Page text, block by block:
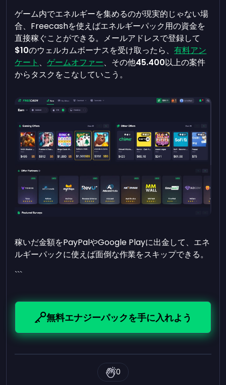
ゲーム内でエネルギーを集めるのが現実的じゃない場
合、Freecashを使えばエネルギーパック用の資金を
直接稼ぐことができる。メールアドレスで登録して
$10のウェルカムボーナスを受け取ったら、有料アン
ケート 、ゲームオファー、その他45.400以上の案件
からタスクをこなしていこう。
稼いだ金額をPayPalやGoogle Playに出金して、エネ
ルギーパックに使えば面倒な作業をスキップできる。
```
無料エナジーパックを手に入れよう
0